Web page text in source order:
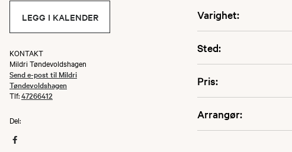
Varighet:
Sted:
Pris:
Arrangør:
LEGG I KALENDER
KONTAKT
Mildri Tøndevoldshagen
Send e-post til Mildri
Tøndevoldshagen
Tlf:47266412
Del: